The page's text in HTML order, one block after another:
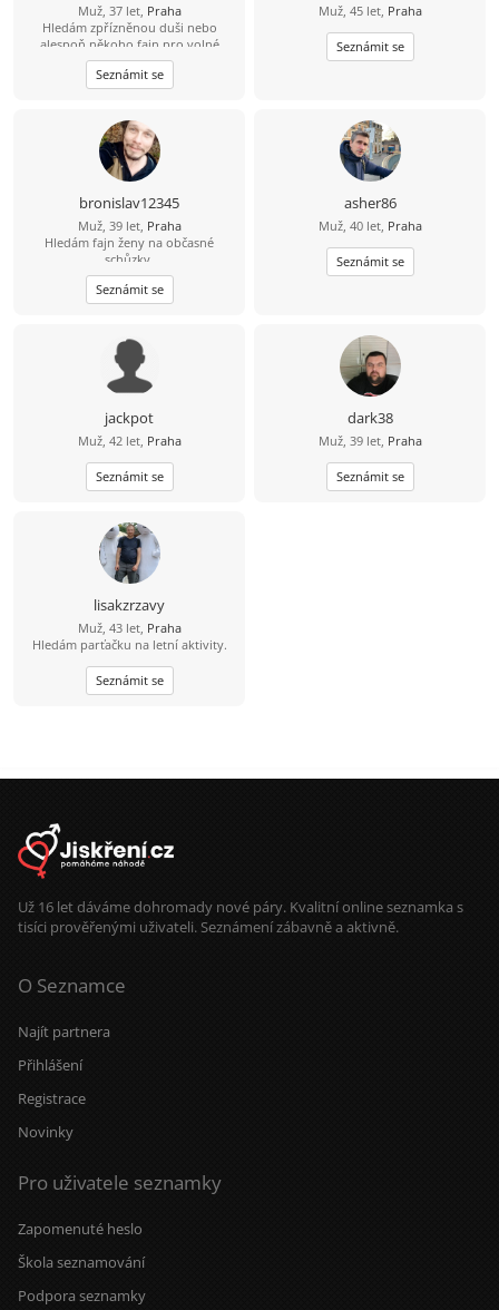
Muž, 37 let, Praha
Hledám zpřízněnou duši nebo
alespoň někoho fajn pro volné
chvíle. ????
Seznámit se
Muž, 45 let, Praha
Seznámit se
bronislav12345
Muž, 39 let, Praha
Hledám fajn ženy na občasné
schůzky.
Seznámit se
asher86
Muž, 40 let, Praha
Seznámit se
jackpot
Muž, 42 let, Praha
Seznámit se
dark38
Muž, 39 let, Praha
Seznámit se
lisakzrzavy
Muž, 43 let, Praha
Hledám parťačku na letní aktivity.
Seznámit se
Už 16 let dáváme dohromady nové páry. Kvalitní online seznamka s
tisíci prověřenými uživateli. Seznámení zábavně a aktivně.
O Seznamce
Najít partnera
Přihlášení
Registrace
Novinky
Pro uživatele seznamky
Zapomenuté heslo
Škola seznamování
Podpora seznamky